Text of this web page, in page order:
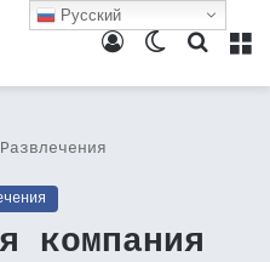
Поиск
Switch
Войти
Развлечения
компания
Русский